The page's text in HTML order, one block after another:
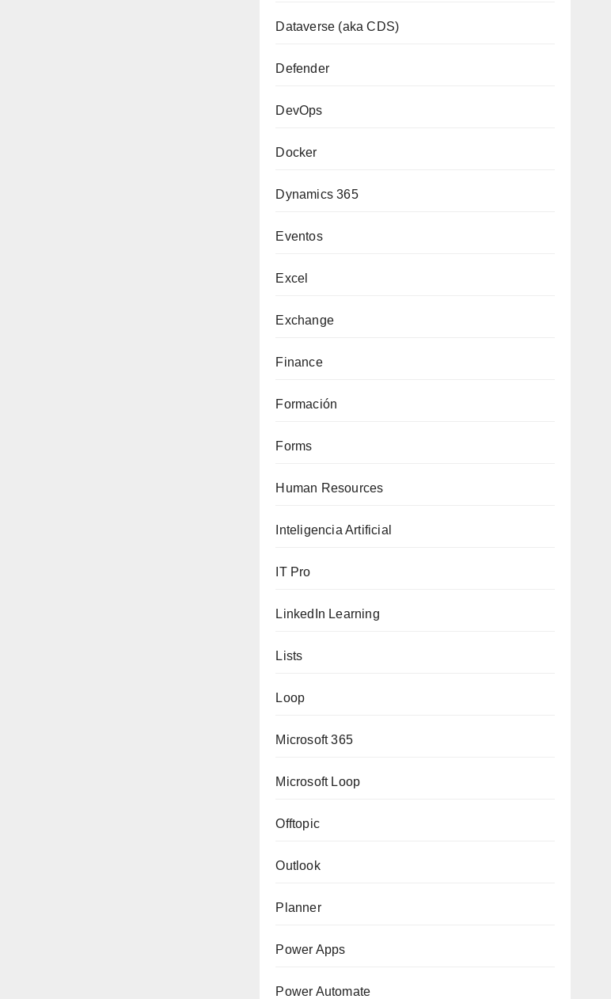
Dataverse (aka CDS)
Defender
DevOps
Docker
Dynamics 365
Eventos
Excel
Exchange
Finance
Formación
Forms
Human Resources
Inteligencia Artificial
IT Pro
LinkedIn Learning
Lists
Loop
Microsoft 365
Microsoft Loop
Offtopic
Outlook
Planner
Power Apps
Power Automate